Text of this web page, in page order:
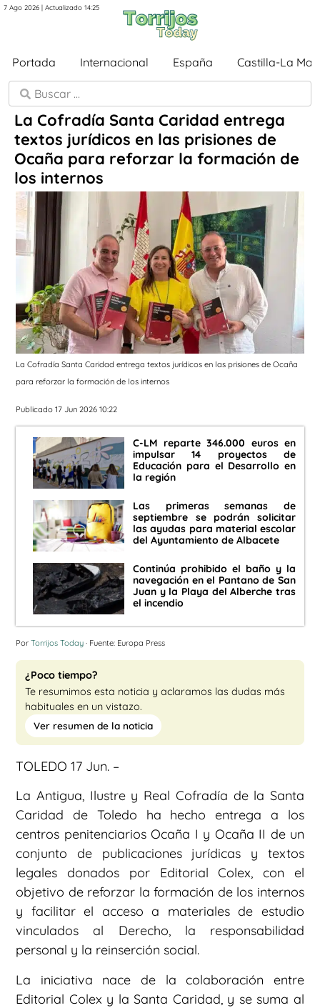
7 Ago 2026 | Actualizado 14:25
Portada Internacional España Castilla-La
La Cofradía Santa Caridad entrega
textos jurídicos en las prisiones de
Ocaña para reforzar la formación de
los internos
La Cofradía Santa Caridad entrega textos jurídicos en las prisiones de Ocaña
para reforzar la formación de los internos
Publicado 17 Jun 2026 10:22
C-LM reparte 346.000 euros en
impulsar 14 proyectos de
Educación para el Desarrollo en
la región
Las primeras semanas de
septiembre se podrán solicitar
las ayudas para material escolar
del Ayuntamiento de Albacete
Continúa prohibido el baño y la
navegación en el Pantano de San
Juan y la Playa del Alberche tras
el incendio
Por Torrijos Today · Fuente: Europa Press
¿Poco tiempo?
Te resumimos esta noticia y aclaramos las dudas más
habituales en un vistazo.
Ver resumen de la noticia
TOLEDO 17 Jun. –
La Antigua, Ilustre y Real Cofradía de la Santa
Caridad de Toledo ha hecho entrega a los
centros penitenciarios Ocaña I y Ocaña II de un
conjunto de publicaciones jurídicas y textos
legales donados por Editorial Colex, con el
objetivo de reforzar la formación de los internos
y facilitar el acceso a materiales de estudio
vinculados al Derecho, la responsabilidad
personal y la reinserción social.
La iniciativa nace de la colaboración entre
Editorial Colex y la Santa Caridad, y se suma al